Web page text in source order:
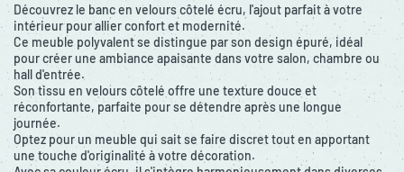
Découvrez le banc en velours côtelé écru, l'ajout parfait à votre
intérieur pour allier confort et modernité.
Ce meuble polyvalent se distingue par son design épuré, idéal
pour créer une ambiance apaisante dans votre salon, chambre ou
hall d'entrée.
Son tissu en velours côtelé offre une texture douce et
réconfortante, parfaite pour se détendre après une longue
journée.
Optez pour un meuble qui sait se faire discret tout en apportant
une touche d'originalité à votre décoration.